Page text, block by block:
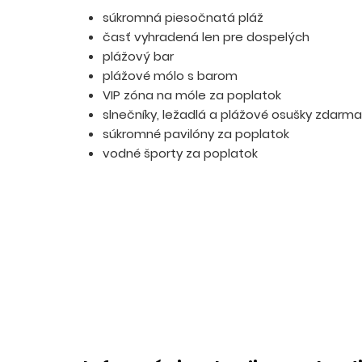
súkromná piesočnatá pláž
časť vyhradená len pre dospelých
plážový bar
plážové mólo s barom
VIP zóna na móle za poplatok
slnečníky, ležadlá a plážové osušky zdarma
súkromné pavilóny za poplatok
vodné športy za poplatok